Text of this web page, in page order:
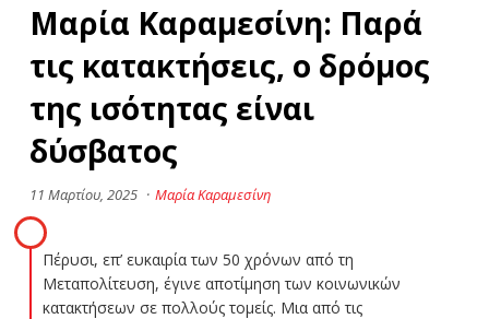
Μαρία Καραμεσίνη: Παρά
τις κατακτήσεις, ο δρόμος
της ισότητας είναι
δύσβατος
11 Μαρτίου, 2025 · Μαρία Καραμεσίνη
Πέρυσι, επ’ ευκαιρία των 50 χρόνων από τη
Μεταπολίτευση, έγινε αποτίμηση των κοινωνικών
κατακτήσεων σε πολλούς τομείς. Mια από τις